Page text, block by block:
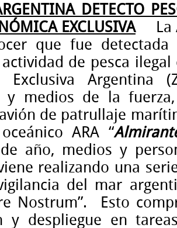
DETECTO
EXCLUSIVA
que fue detectada
de pesca
Exclusiva Argentina
y medios de la
de patrullaje
ARA “
año, medios y
realizando una
del mar
Nostrum”.
Esto
y despliegue en